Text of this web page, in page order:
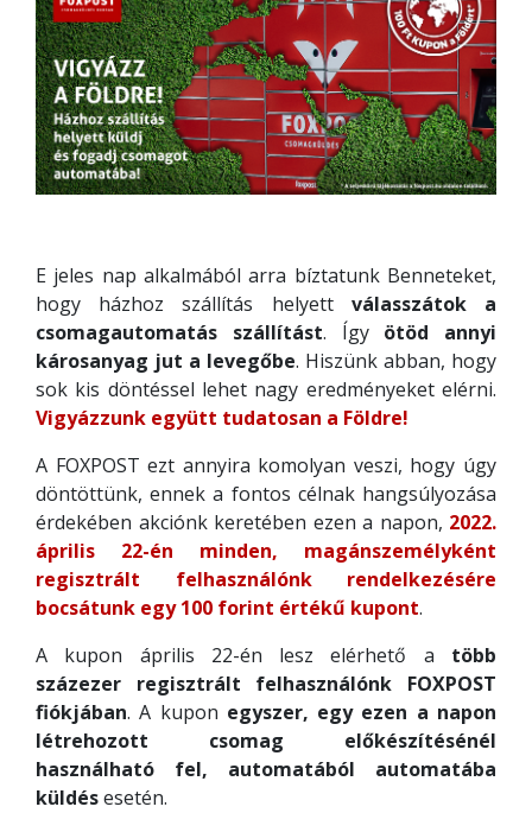
E jeles nap alkalmából arra bíztatunk Benneteket,
hogy házhoz szállítás helyett válasszátok a
csomagautomatás szállítást. Így ötöd annyi
károsanyag jut a levegőbe. Hiszünk abban, hogy
sok kis döntéssel lehet nagy eredményeket elérni.
Vigyázzunk együtt tudatosan a Földre!
A FOXPOST ezt annyira komolyan veszi, hogy úgy
döntöttünk, ennek a fontos célnak hangsúlyozása
érdekében akciónk keretében ezen a napon, 2022.
április 22-én minden, magánszemélyként
regisztrált felhasználónk rendelkezésére
bocsátunk egy 100 forint értékű kupont.
A kupon április 22-én lesz elérhető a több
százezer regisztrált felhasználónk FOXPOST
fiókjában. A kupon egyszer, egy ezen a napon
létrehozott csomag előkészítésénél
használható fel, automatából automatába
küldésesetén.